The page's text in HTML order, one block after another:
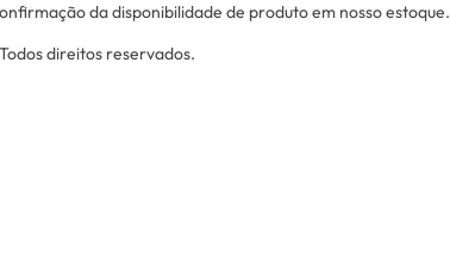
da disponibilidade de produto em nosso estoque.
direitos reservados.